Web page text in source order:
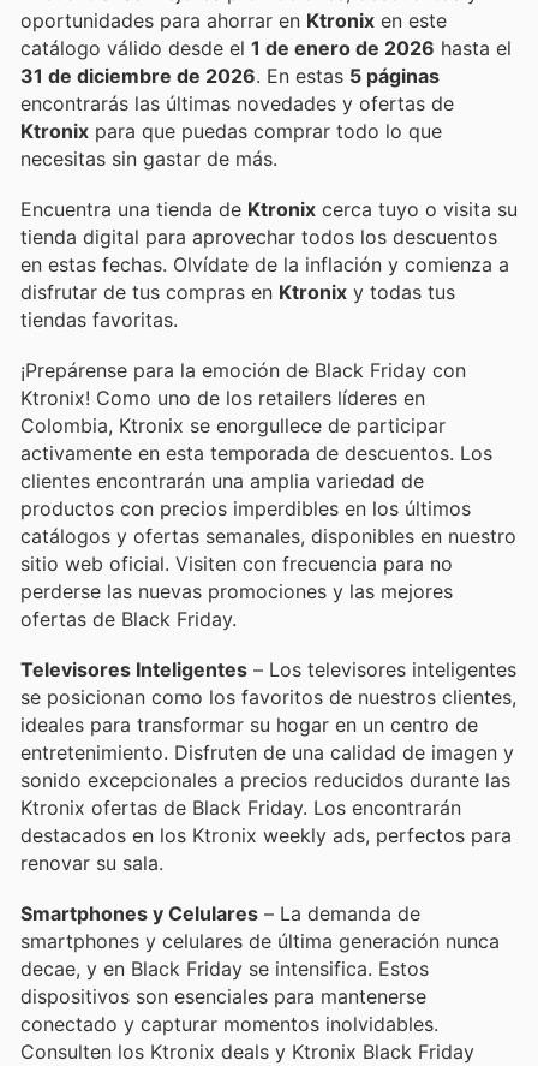
oportunidades para ahorrar en Ktronix en este
catálogo válido desde el 1 de enero de 2026 hasta el
31 de diciembre de 2026 . En estas 5 páginas
encontrarás las últimas novedades y ofertas de
Ktronix para que puedas comprar todo lo que
necesitas sin gastar de más.
Encuentra una tienda de Ktronix cerca tuyo o visita su
tienda digital para aprovechar todos los descuentos
en estas fechas. Olvídate de la inflación y comienza a
disfrutar de tus compras en Ktronix y todas tus
tiendas favoritas.
¡Prepárense para la emoción de Black Friday con
Ktronix! Como uno de los retailers líderes en
Colombia, Ktronix se enorgullece de participar
activamente en esta temporada de descuentos. Los
clientes encontrarán una amplia variedad de
productos con precios imperdibles en los últimos
catálogos y ofertas semanales, disponibles en nuestro
sitio web oficial. Visiten con frecuencia para no
perderse las nuevas promociones y las mejores
ofertas de Black Friday.
Televisores Inteligentes – Los televisores inteligentes
se posicionan como los favoritos de nuestros clientes,
ideales para transformar su hogar en un centro de
entretenimiento. Disfruten de una calidad de imagen y
sonido excepcionales a precios reducidos durante las
Ktronix ofertas de Black Friday. Los encontrarán
destacados en los Ktronix weekly ads, perfectos para
renovar su sala.
Smartphones y Celulares – La demanda de
smartphones y celulares de última generación nunca
decae, y en Black Friday se intensifica. Estos
dispositivos son esenciales para mantenerse
conectado y capturar momentos inolvidables.
Consulten los Ktronix deals y Ktronix Black Friday